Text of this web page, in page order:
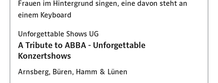
Unforgettable Shows UG
A Tribute to ABBA - Unforgettable
Konzertshows
Arnsberg, Büren, Hamm & Lünen